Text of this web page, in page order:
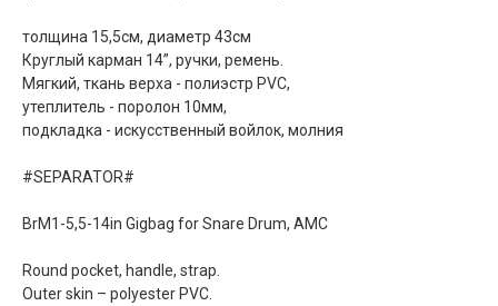
толщина 15,5см, диаметр 43см
Круглый карман 14”, ручки, ремень.
Мягкий, ткань верха - полиэстр PVC,
утеплитель - поролон 10мм,
подкладка - искусственный войлок, молния
#SEPARATOR#
BrM1-5,5-14in Gigbag for Snare Drum, AMC
Round pocket, handle, strap.
Outer skin – polyester PVC.